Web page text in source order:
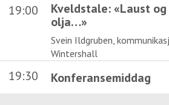
19:00
Kveldstale: «Laust
olja…»
Svein Ildgruben,
Wintershall
19:30 Konferansemiddag